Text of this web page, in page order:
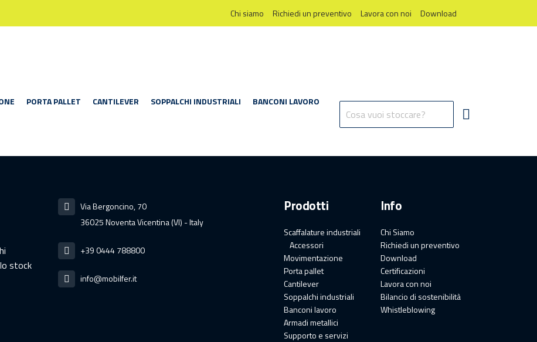
Chi siamo Richiedi un preventivo Lavora con noi Download
PORTA PALLET CANTILEVER SOPPALCHI INDUSTRIALI BANCONI LAVORO
stock
Via Bergoncino, 70
36025 Noventa Vicentina (VI) - Italy
+39 0444 788800
info@mobilfer.it
Prodotti
Scaffalature industriali
Accessori
Movimentazione
Porta pallet
Cantilever
Soppalchi industriali
Banconi lavoro
Armadi metallici
Supporto e servizi
Info
Chi Siamo
Richiedi un preventivo
Download
Certificazioni
Lavora con noi
Bilancio di sostenibilità
Whistleblowing